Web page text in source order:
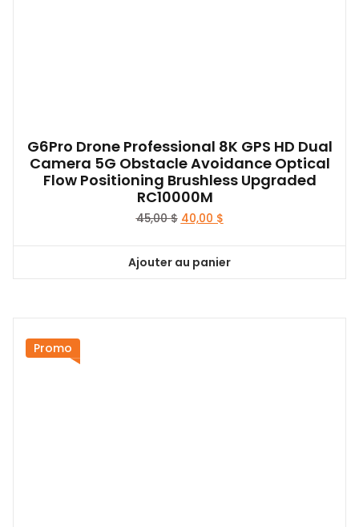
G6Pro Drone Professional 8K GPS HD Dual
Camera 5G Obstacle Avoidance Optical
Flow Positioning Brushless Upgraded
RC10000M
45,00$ Le
était :
40,00 $Le
est :
Ajouter au panier
Promo